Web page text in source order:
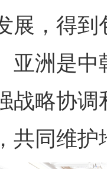
展，得
亚洲是
战略协
共同维